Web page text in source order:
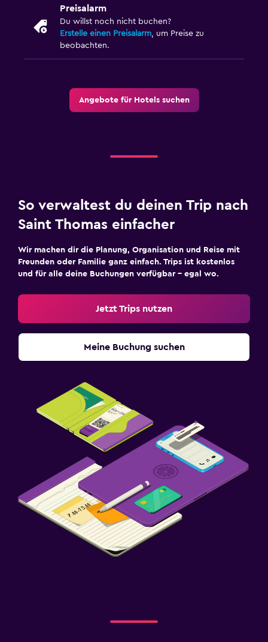
Preisalarm
Du willst noch nicht buchen?
Erstelle einen Preisalarm , um Preise zu
beobachten.
Angebote für Hotels suchen
So verwaltest du deinen Trip nach
Saint Thomas einfacher
Wir machen dir die Planung, Organisation und Reise mit
Freunden oder Familie ganz einfach. Trips ist kostenlos
und für alle deine Buchungen verfügbar – egal wo.
Jetzt Trips nutzen
Meine Buchung suchen